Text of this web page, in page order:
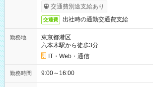
交通費別途支給あり
交通費 出社時の通勤交通費支給
勤務地
東京都港区
六本木駅から徒歩3分
IT・Web・通信
勤務時間 9:00～16:00